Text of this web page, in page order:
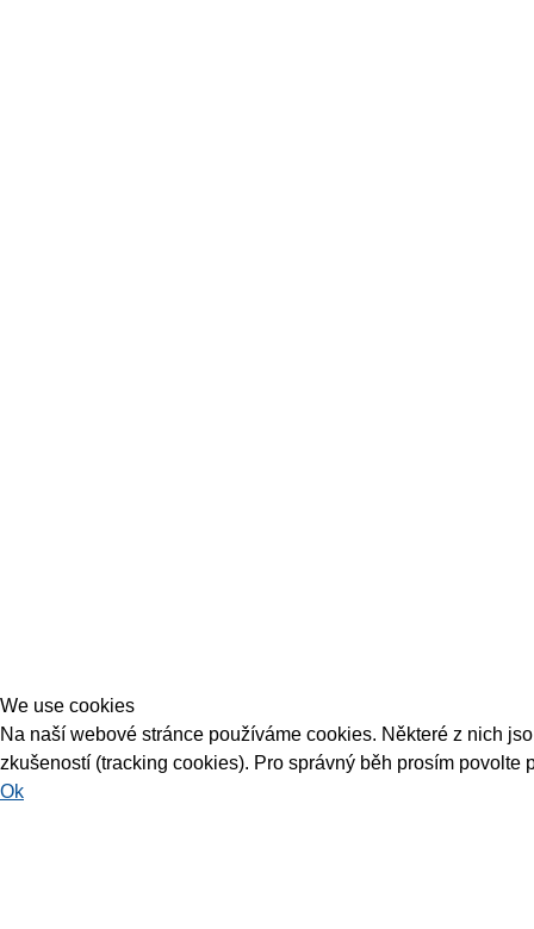
We use cookies
Na naší webové stránce používáme cookies. Některé z nich
zkušeností (tracking cookies). Pro správný běh prosím povolte
Ok